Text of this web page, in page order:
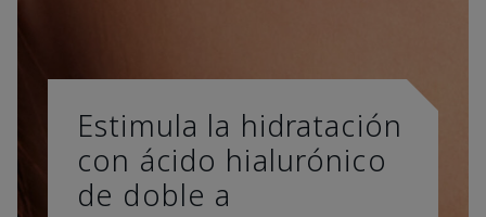
Estimula la hidratación
con ácido hialurónico
de doble a